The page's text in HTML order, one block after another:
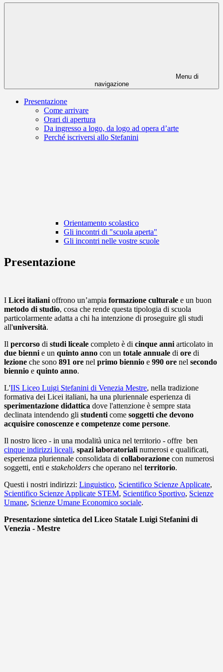
Menu di
navigazione
Presentazione
Come arrivare
Orari di apertura
Da ingresso a logo, da logo ad opera d’arte
Perché iscriversi allo Stefanini
Orientamento scolastico
Gli incontri di "scuola aperta"
Gli incontri nelle vostre scuole
Presentazione
I Licei italiani offrono un’ampia formazione culturale e un buon
metodo di studio, cosa che rende questa tipologia di scuola
particolarmente adatta a chi ha intenzione di proseguire gli studi
all'università.
Il percorso di studi liceale completo è di cinque anni articolato in
due bienni e un quinto anno con un totale annuale di ore di
lezione che sono 891 ore nel primo biennio e 990 ore nel secondo
biennio e quinto anno.
L'IIS Liceo Luigi Stefanini di Venezia Mestre, nella tradizione
formativa dei Licei italiani, ha una pluriennale esperienza di
sperimentazione didattica dove l'attenzione è sempre stata
declinata intendendo gli studenti come soggetti che devono
acquisire conoscenze e competenze come persone.
Il nostro liceo - in una modalità unica nel territorio - offre ben
cinque indirizzi liceali, spazi laboratoriali numerosi e qualificati,
esperienza pluriennale consolidata di collaborazione con numerosi
soggetti, enti e stakeholders che operano nel territorio.
Questi i nostri indirizzi: Linguistico, Scientifico Scienze Applicate,
Scientifico Scienze Applicate STEM, Scientifico Sportivo, Scienze
Umane, Scienze Umane Economico sociale.
Presentazione sintetica del Liceo Statale Luigi Stefanini di
Venezia - Mestre